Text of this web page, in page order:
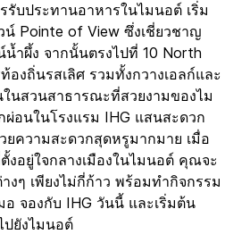
บประทานอาหารในไมนอต์ เริ่ม
Pointe of View ซึ่งเชี่ยวชาญ
ำผึ้ง จากนั้นตรงไปที่ 10 North
งถิ่นรสเลิศ รวมทั้งกวางเอลก์และ
ในสวนสาธารณะที่สวยงามของไม
อนในโรงแรม IHG แสนสะดวก
ความสะดวกสุดหรูมากมาย เมื่อ
อยู่ใจกลางเมืองในไมนอต์ คุณจะ
งๆ เพียงไม่กี่ก้าว พร้อมทำกิจกรรม
อ จองกับ IHG วันนี้ และเริ่มต้น
ปยังไมนอต์